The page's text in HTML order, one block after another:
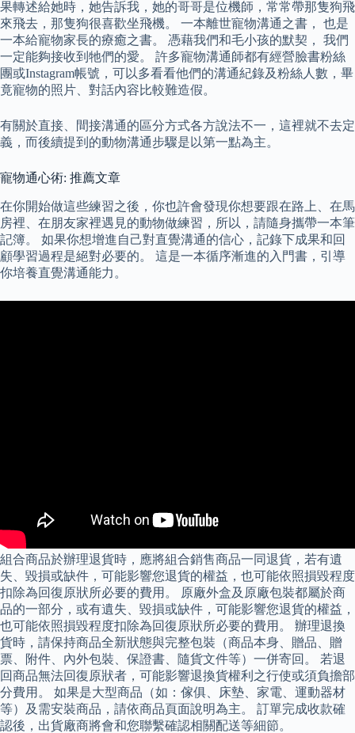
果轉述給她時，她告訴我，她的哥哥是位機師，常常帶那隻狗飛
來飛去，那隻狗很喜歡坐飛機。 一本離世寵物溝通之書， 也是
一本給寵物家長的療癒之書。 憑藉我們和毛小孩的默契， 我們
一定能夠接收到牠們的愛。 許多寵物溝通師都有經營臉書粉絲
團或Instagram帳號，可以多看看他們的溝通紀錄及粉絲人數，畢
竟寵物的照片、對話內容比較難造假。
有關於直接、間接溝通的區分方式各方說法不一，這裡就不去定
義，而後續提到的動物溝通步驟是以第一點為主。
寵物通心術: 推薦文章
在你開始做這些練習之後，你也許會發現你想要跟在路上、在馬
房裡、在朋友家裡遇見的動物做練習，所以，請隨身攜帶一本筆
記簿。 如果你想增進自己對直覺溝通的信心，記錄下成果和回
顧學習過程是絕對必要的。 這是一本循序漸進的入門書，引導
你培養直覺溝通能力。
組合商品於辦理退貨時，應將組合銷售商品一同退貨，若有遺
失、毀損或缺件，可能影響您退貨的權益，也可能依照損毀程度
扣除為回復原狀所必要的費用。 原廠外盒及原廠包裝都屬於商
品的一部分，或有遺失、毀損或缺件，可能影響您退貨的權益，
也可能依照損毀程度扣除為回復原狀所必要的費用。 辦理退換
貨時，請保持商品全新狀態與完整包裝（商品本身、贈品、贈
票、附件、內外包裝、保證書、隨貨文件等）一併寄回。 若退
回商品無法回復原狀者，可能影響退換貨權利之行使或須負擔部
分費用。 如果是大型商品（如：傢俱、床墊、家電、運動器材
等）及需安裝商品，請依商品頁面說明為主。 訂單完成收款確
認後，出貨廠商將會和您聯繫確認相關配送等細節。